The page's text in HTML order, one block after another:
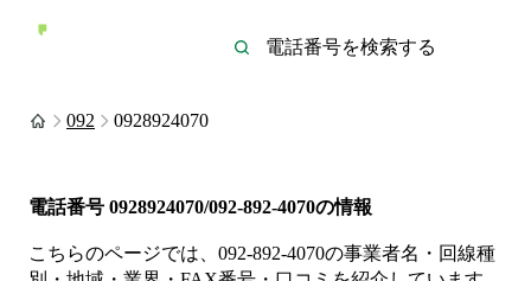
092 0928924070
電話番号 0928924070/092-892-4070の情報
こちらのページでは、 092-892-4070の事業者名・回線種